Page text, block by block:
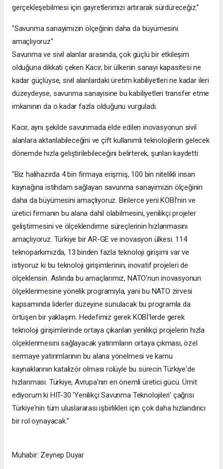
gerçekleşebilmesi için gayretlerimizi artırarak sürdüreceğiz.”
"Savunma sanayimizin ölçeğinin daha da büyümesini
amaçlıyoruz"
Savunma ve sivil alanlar arasında, çok güçlü bir etkileşim
olduğuna dikkati çeken Kacır, bir ülkenin sanayi kapasitesi ne
kadar güçlüyse, sivil alanlardaki üretim kabiliyetleri ne kadar ileri
düzeydeyse, savunma sanayisine bu kabiliyetleri transfer etme
imkanının da o kadar fazla olduğunu vurguladı.
Kacır, aynı şekilde savunmada elde edilen inovasyonun sivil
alanlara aktarılabileceğini ve çift kullanımlı teknolojilerin gelecek
dönemde hızla geliştirilebileceğini belirterek, şunları kaydetti:
"Biz halihazırda 4 bin firmaya erişmiş, 100 bin nitelikli insan
kaynağına istihdam sağlayan savunma sanayimizin ölçeğinin
daha da büyümesini amaçlıyoruz. Binlerce yeni KOBİ'nin ve
üretici firmanın bu alana dahil olabilmesini, yenilikçi projeler
geliştirmesini ve ölçeklendirme süreçlerinin hızlanmasını
amaçlıyoruz. Türkiye bir AR-GE ve inovasyon ülkesi. 114
teknoparkımızda, 13 binden fazla teknoloji girişimi var ve
istiyoruz ki bu teknoloji girişimlerinin, inovatif projeleri de
ölçeklensin. Aslında bu amaçlarımız, NATO'nun inovasyonun
ölçeklenmesine yönelik programıyla, yani bu NATO zirvesi
kapsamında liderler düzeyine sunulacak bu programla da
örtüşen bir yaklaşım. Hedefimiz gerek KOBİ'lerde gerek
teknoloji girişimlerinde ortaya çıkarılan yenilikçi projelerin hızla
ölçeklenmesini sağlayacak yatırımların ortaya çıkması, özel
sermaye yatırımlarının bu alana yönelmesi ve kamu
kaynaklarının katalizör olması rolüyle bu sürecin Türkiye'de
hızlanması. Türkiye, Avrupa'nın en önemli üretici gücü. Ümit
ediyorum ki HIT-30 'Yenilikçi Savunma Teknolojileri' çağrısı
Türkiye'nin tüm uluslararası işbirlikleri için çok daha hızlandırıcı
bir rol oynayacak."
Muhabir: Zeynep Duyar